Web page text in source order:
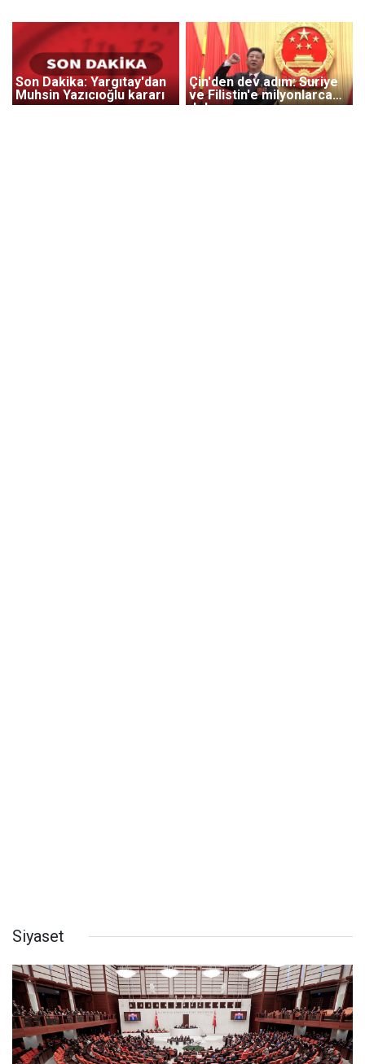
Son Dakika: Yargıtay'dan
Muhsin Yazıcıoğlu kararı
Çin'den dev adım: Suriye
ve Filistin'e milyonlarca
dolar
Siyaset